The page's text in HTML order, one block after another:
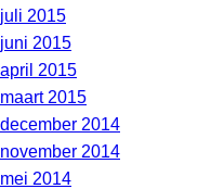
juli 2015
juni 2015
april 2015
maart 2015
december 2014
november 2014
mei 2014